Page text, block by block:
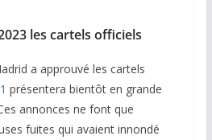
les cartels officiels
a approuvé les cartels
présentera bientôt en grande
annonces ne font que
fuites qui avaient innondé